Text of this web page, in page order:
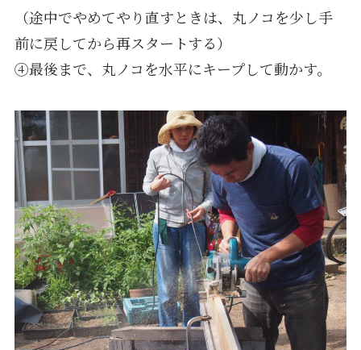
（途中でやめてやり直すときは、丸ノコを少し手
前に戻してから再スタートする）
④最後まで、丸ノコを水平にキープして動かす。